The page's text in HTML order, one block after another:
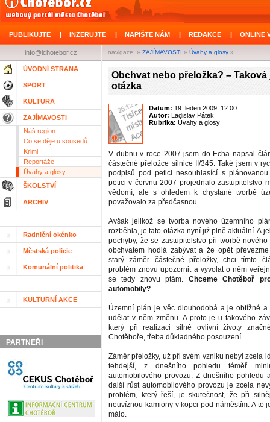
PUBLIKUJTE | INZERUJTE | NAPIŠTE NÁM | REDAKCE | ONLINE
navigace: » ZAJÍMAVOSTI » Úvahy a glosy »
info@ichotebor.cz
ÚVODNÍ STRANA
SPORT
KULTURA
ZAJÍMAVOSTI
Náš region
Co se děje u sousedů
Krimi
Reportáže
Úvahy a glosy
ŠKOLSTVÍ
ARCHIV
Radniční okénko
Městská policie
Komunální politika
KULTURNÍ AKCE
PARTNEŘI
Obchvat nebo přeložka? – Taková
otázka
Datum: 19. leden 2009, 12:00
Autor: Ladislav Pátek
Rubrika: Úvahy a glosy
V dubnu v roce 2007 jsem do Echa napsal
částečné přeložce silnice II/345. Také jsem v
podpisů pod petici nesouhlasící s plánovanou
petici v červnu 2007 projednalo zastupitelstvo
vědomí, ale s ohledem k chystané tvorbě
považovalo za předčasnou.
Avšak jelikož se tvorba nového územního
rozběhla, je tato otázka nyní již plně aktuální. A
pochyby, že se zastupitelstvo při tvorbě
obchvatem hodlá zabývat a že opět
starý záměr částečné přeložky, chci tímto
problém znovu upozornit a vyvolat o něm
se tedy znovu ptám. Chceme Chotěboř
automobily?
Územní plán je věc dlouhodobá a je obtížné a
udělat v něm změnu. A proto je u takového
který při realizaci silně ovlivní životy
Chotěboře, třeba důkladného posouzení.
Záměr přeložky, už při svém vzniku nebyl zcela
tehdejší, z dnešního pohledu téměř
automobilového provozu. Z dnešního pohledu
další růst automobilového provozu je zcela
problém, který řeší, je skutečnost, že při
neuvíznou kamiony v kopci pod náměstím. A to
málo.